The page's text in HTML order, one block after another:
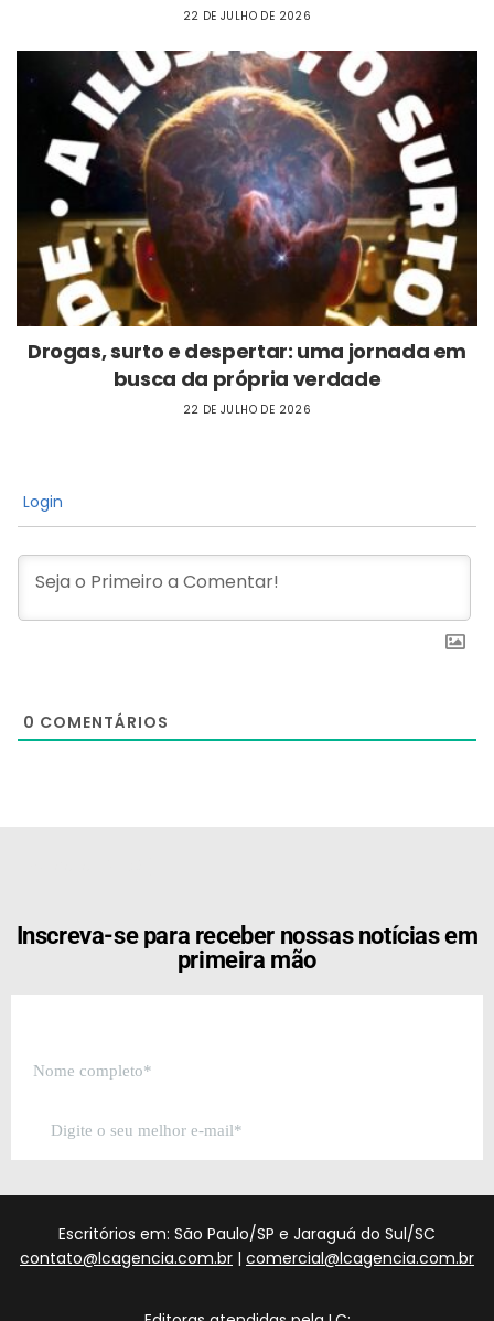
22 DE JULHO DE 2026
Drogas, surto e despertar: uma jornada em
busca da própria verdade
22 DE JULHO DE 2026
Login
0 COMENTÁRIOS
Inscreva-se para receber nossas notícias em
primeira mão
Escritórios em: São Paulo/SP e Jaraguá do Sul/SC
contato@lcagencia.com.br | comercial@lcagencia.com.br